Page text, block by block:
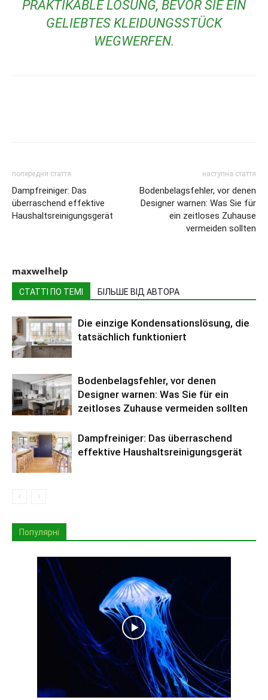
PRAKTIKABLE LÖSUNG, BEVOR SIE EIN
GELIEBTES KLEIDUNGSSTÜCK
WEGWERFEN.
попередня стаття
Dampfreiniger: Das
überraschend effektive
Haushaltsreinigungsgerät
наступна стаття
Bodenbelagsfehler, vor denen
Designer warnen: Was Sie für
ein zeitloses Zuhause
vermeiden sollten
maxwelhelp
СТАТТІ ПО ТЕМІ БІЛЬШЕ ВІД АВТОРА
Die einzige Kondensationslösung, die
tatsächlich funktioniert
Bodenbelagsfehler, vor denen
Designer warnen: Was Sie für ein
zeitloses Zuhause vermeiden sollten
Dampfreiniger: Das überraschend
effektive Haushaltsreinigungsgerät
Популярні